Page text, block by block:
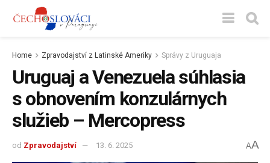
Home Zpravodajství z Latinské Ameriky Správy z Uruguaja
Uruguaj a Venezuela súhlasia
s obnovením konzulárnych
služieb – Mercopress
od Zpravodajství 13. 6. 2025 AA